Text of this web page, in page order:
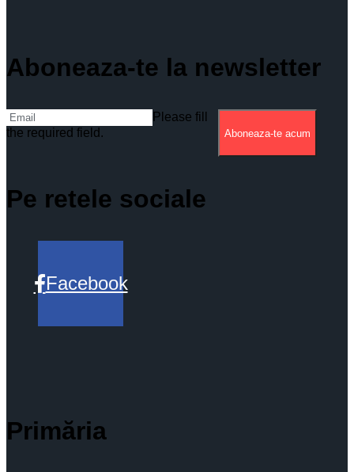
Aboneaza-te la newsletter
Please fill
the required field.
Aboneaza-te acum
Pe retele sociale
Facebook
Primăria